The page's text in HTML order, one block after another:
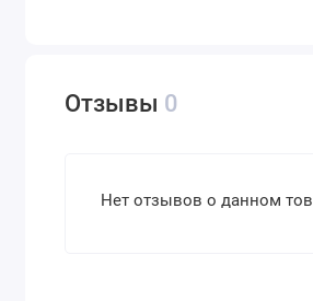
Отзывы 0
Нет отзывов о данном